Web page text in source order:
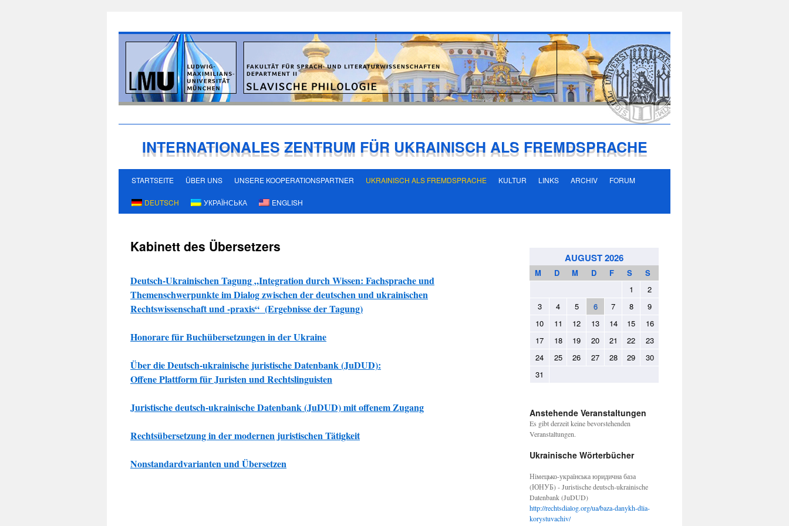
INTERNATIONALES ZENTRUM FÜR UKRAINISCH ALS FREMDSPRACHE
Springe
zum
STARTSEITE ÜBER UNS UNSERE KOOPERATIONSPARTNER UKRAINISCH ALS FREMDSPRACHE KULTUR LINKS ARCHIV FORUM
DEUTSCH УКРАЇНСЬКА ENGLISH
Kabinett des Übersetzers
Deutsch-Ukrainischen Tagung „Integration durch Wissen: Fachsprache und
Themenschwerpunkte im Dialog zwischen der deutschen und ukrainischen
Rechtswissenschaft und -praxis“ (Ergebnisse der Tagung)
Honorare für Buchübersetzungen in der Ukraine
Über die Deutsch-ukrainische juristische Datenbank (JuDUD):
Offene Plattform für Juristen und Rechtslinguisten
Juristische deutsch-ukrainische Datenbank (JuDUD) mit offenem Zugang
Rechtsübersetzung in der modernen juristischen Tätigkeit
Nonstandardvarianten und Übersetzen
AUGUST 2026
M D M D F S
S
1
2
3
4 5 6 7 8
9
10
11 12 13 14 15
16
17
18 19 20 21 22
23
24
25 26 27 28 29
30
31
Anstehende Veranstaltungen
Es gibt derzeit keine bevorstehenden
Veranstaltungen.
Ukrainische Wörterbücher
Німецько-українська юридична база
(ЮНУБ) - Juristische deutsch-ukrainische
Datenbank (JuDUD)
http://rechtsdialog.org/ua/baza-danykh-dlia-
korystuvachiv/